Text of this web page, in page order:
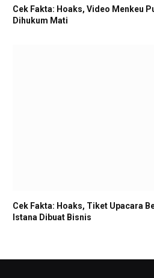
Cek Fakta: Hoaks, Video Menkeu
Dihukum Mati
Cek Fakta: Hoaks, Tiket Upacara
Istana Dibuat Bisnis